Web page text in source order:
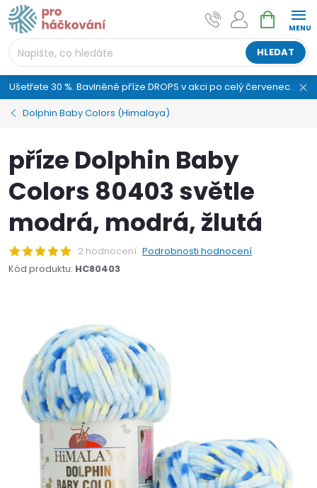
Přejít
na
obsah
HLEDAT
NÁKUPNÍ
KOŠÍK
Ušetřete 30 %. Bavlněné příze DROPS v akci po celý červenec.
Dolphin Baby Colors (Himalaya)
příze Dolphin Baby
Colors 80403 světle
modrá, modrá, žlutá
2 hodnocení Podrobnosti hodnocení
Kód produktu: HC80403
AI asistent "pani Klubíčková" –
ProHackovani.cz
Jsme e-shop s více než osmiletou tradicí a máme pro
vás připraveno více než 25 tisíc produktů. Vše skladem,
připravené k odeslání.